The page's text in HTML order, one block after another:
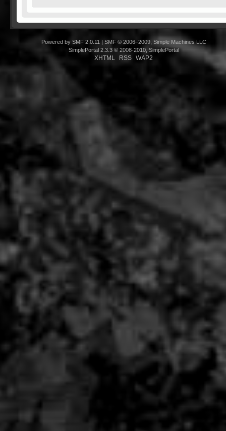
Powered by SMF 2.0.11
SMF © 2006–2009, Simple Machines LLC
SimplePortal 2.3.3 © 2008-2010, SimplePortal
XHTML RSS WAP2